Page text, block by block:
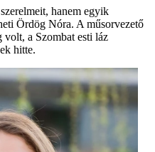
hanem egyik
Ördög Nóra. A műsorvezető
volt, a Szombat esti láz
hitte.